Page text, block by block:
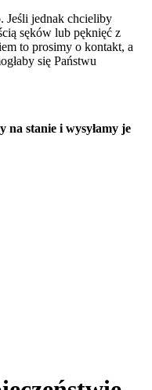
. Jeśli jednak chcieliby
sęków lub pęknięć z
to prosimy o kontakt, a
się Państwu
na stanie i wysyłamy je